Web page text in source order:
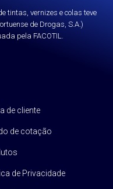
tintas, vernizes e colas teve
de Drogas, S.A.)
pela FACOTIL.
de cliente
de cotação
de Privacidade